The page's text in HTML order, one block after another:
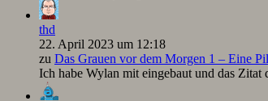
thd
22. April 2023 um 12:18
zu Das Grauen vor dem Morgen 1 – Eine
Ich habe Wylan mit eingebaut und das Zitat